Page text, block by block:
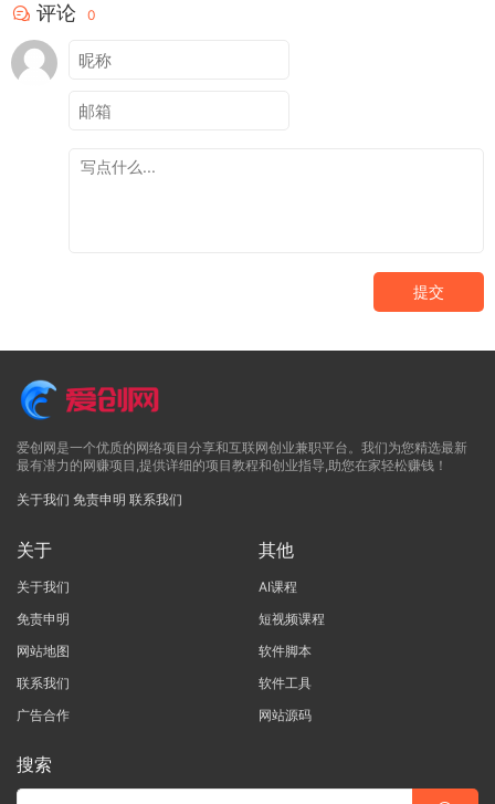
评论 0
提交
爱创网是一个优质的网络项目分享和互联网创业兼职平台。我们为您精选最新
最有潜力的网赚项目,提供详细的项目教程和创业指导,助您在家轻松赚钱！
关于我们 免责申明 联系我们
关于
关于我们
免责申明
网站地图
联系我们
广告合作
其他
AI课程
短视频课程
软件脚本
软件工具
网站源码
搜索